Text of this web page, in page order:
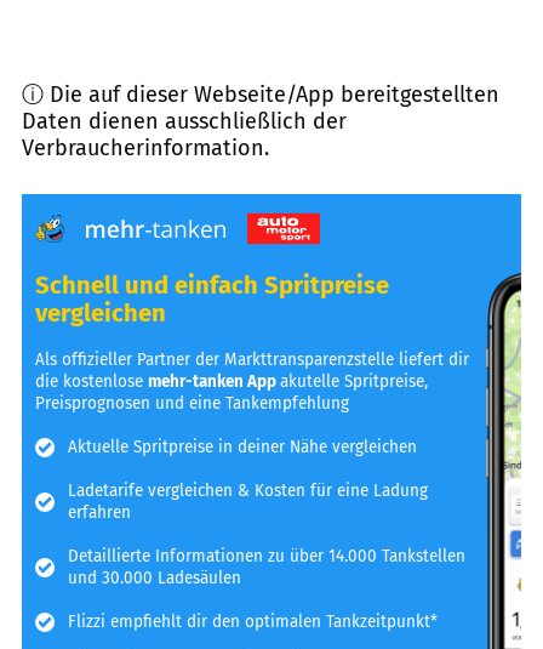
ⓘ Die auf dieser Webseite/App bereitgestellten
Daten dienen ausschließlich der
Verbraucherinformation.
Schnell und einfach Spritpreise
vergleichen
Als offizieller Partner der Markttransparenzstelle liefert dir
die kostenlosemehr-tanken Appakutelle Spritpreise,
Preisprognosen und eine Tankempfehlung
Aktuelle Spritpreise in deiner Nähe vergleichen
Ladetarife vergleichen & Kosten für eine Ladung
erfahren
Detaillierte Informationen zu über 14.000 Tankstellen
und 30.000 Ladesäulen
Flizzi empfiehlt dir den optimalen Tankzeitpunkt*